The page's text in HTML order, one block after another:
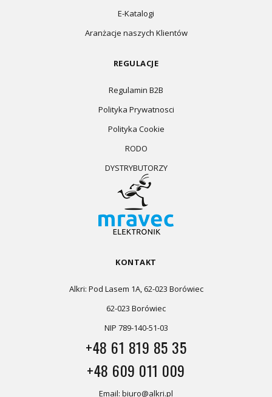
E-Katalogi
Aranżacje naszych Klientów
REGULACJE
Regulamin B2B
Polityka Prywatnosci
Polityka Cookie
RODO
DYSTRYBUTORZY
KONTAKT
Alkri: Pod Lasem 1A, 62-023 Borówiec
62-023 Borówiec
NIP 789-140-51-03
+48 61 819 85 35
+48 609 011 009
Email: biuro@alkri.pl